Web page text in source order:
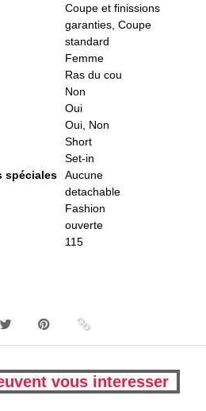
Coupe et finissions
garanties, Coupe
standard
Femme
Ras du cou
Non
Oui
Oui, Non
Short
Set-in
spéciales
Aucune
detachable
Fashion
ouverte
115
vous interesser